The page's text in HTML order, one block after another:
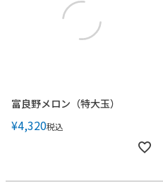
富良野メロン（特大玉）
¥4,320税込